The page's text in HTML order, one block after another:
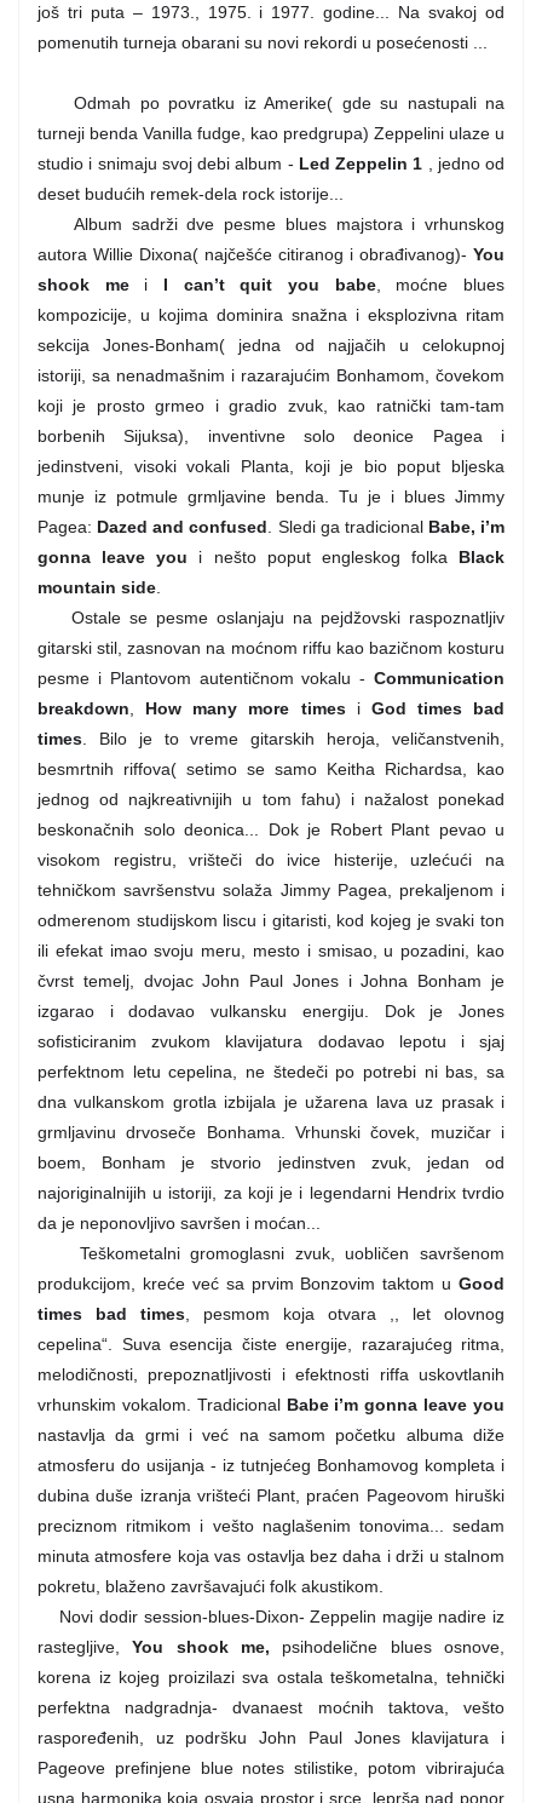
još tri puta – 1973., 1975. i 1977. godine... Na svakoj od
pomenutih turneja obarani su novi rekordi u posećenosti ...
Odmah po povratku iz Amerike( gde su nastupali na
turneji benda Vanilla fudge, kao predgrupa) Zeppelini ulaze u
studio i snimaju svoj debi album - Led Zeppelin 1 , jedno od
deset budućih remek-dela rock istorije...
Album sadrži dve pesme blues majstora i vrhunskog
autora Willie Dixona( najčešće citiranog i obrađivanog)- You
shook mei I can’t quit you babe, moćne blues
kompozicije, u kojima dominira snažna i eksplozivna ritam
sekcija Jones-Bonham( jedna od najjačih u celokupnoj
istoriji, sa nenadmašnim i razarajućim Bonhamom, čovekom
koji je prosto grmeo i gradio zvuk, kao ratnički tam-tam
borbenih Sijuksa), inventivne solo deonice Pagea i
jedinstveni, visoki vokali Planta, koji je bio poput bljeska
munje iz potmule grmljavine benda. Tu je i blues Jimmy
Pagea: Dazed and confused . Sledi ga tradicional Babe, i’m
gonna leave you i nešto poput engleskog folka Black
mountain side
Ostale se pesme oslanjaju na pejdžovski raspoznatljiv
gitarski stil, zasnovan na moćnom riffu kao bazičnom kosturu
pesme i Plantovom autentičnom vokalu - Communication
breakdown
How many more timesi God times bad
times . Bilo je to vreme gitarskih heroja, veličanstvenih,
besmrtnih riffova( setimo se samo Keitha Richardsa, kao
jednog od najkreativnijih u tom fahu) i nažalost ponekad
beskonačnih solo deonica... Dok je Robert Plant pevao u
visokom registru, vrišteči do ivice histerije, uzlećući na
tehničkom savršenstvu solaža Jimmy Pagea, prekaljenom i
odmerenom studijskom liscu i gitaristi, kod kojeg je svaki ton
ili efekat imao svoju meru, mesto i smisao, u pozadini, kao
čvrst temelj, dvojac John Paul Jones i Johna Bonham je
izgarao i dodavao vulkansku energiju. Dok je Jones
sofisticiranim zvukom klavijatura dodavao lepotu i sjaj
perfektnom letu cepelina, ne štedeči po potrebi ni bas, sa
dna vulkanskom grotla izbijala je užarena lava uz prasak i
grmljavinu drvoseče Bonhama. Vrhunski čovek, muzičar i
boem, Bonham je stvorio jedinstven zvuk, jedan od
najoriginalnijih u istoriji, za koji je i legendarni Hendrix tvrdio
da je neponovljivo savršen i moćan...
Teškometalni gromoglasni zvuk, uobličen savršenom
produkcijom, kreće već sa prvim Bonzovim taktom u Good
times bad times , pesmom koja otvara ,, let olovnog
cepelina“. Suva esencija čiste energije, razarajućeg ritma,
melodičnosti, prepoznatljivosti i efektnosti riffa uskovtlanih
vrhunskim vokalom. Tradicional Babe i’m gonna leave you
nastavlja da grmi i već na samom početku albuma diže
atmosferu do usijanja - iz tutnjećeg Bonhamovog kompleta i
dubina duše izranja vrišteći Plant, praćen Pageovom hiruški
preciznom ritmikom i vešto naglašenim tonovima... sedam
minuta atmosfere koja vas ostavlja bez daha i drži u stalnom
pokretu, blaženo završavajući folk akustikom.
Novi dodir session-blues-Dixon- Zeppelin magije nadire iz
rastegljive,You shook me, psihodelične blues osnove,
korena iz kojeg proizilazi sva ostala teškometalna, tehnički
perfektna nadgradnja- dvanaest moćnih taktova, vešto
raspoređenih, uz podršku John Paul Jones klavijatura i
Pageove prefinjene blue notes stilistike, potom vibrirajuća
usna harmonika koja osvaja prostor i srce, leprša nad ponor